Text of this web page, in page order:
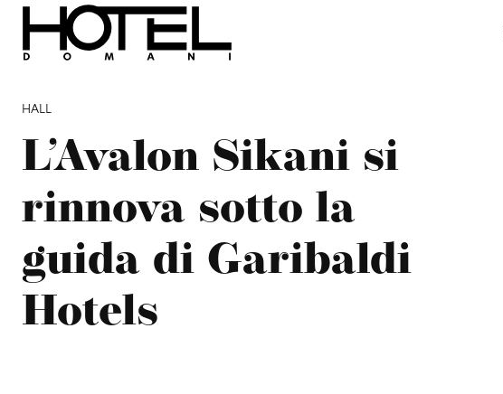
HALL
L’Avalon Sikani si
rinnova sotto la
guida di Garibaldi
Hotels